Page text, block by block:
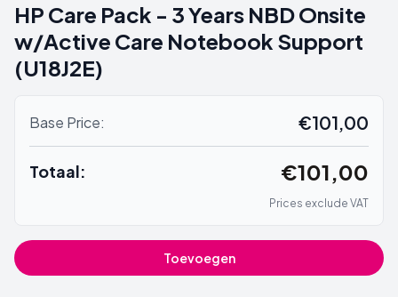
HP Care Pack - 3 Years NBD Onsite
w/Active Care Notebook Support
(U18J2E)
Base Price: €101,00
Totaal: €101,00
Prices exclude VAT
Toevoegen